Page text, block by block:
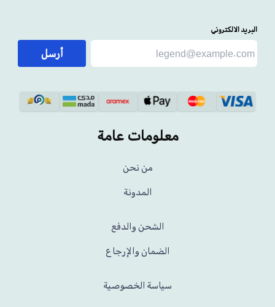
البريد الالكتروني
أرسل
معلومات عامة
من نحن
المدونة
الشحن والدفع
الضمان والإرجاع
سياسة الخصوصية